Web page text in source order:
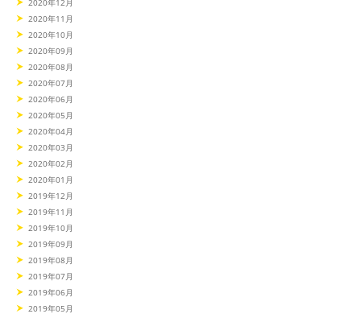
2020年12月
2020年11月
2020年10月
2020年09月
2020年08月
2020年07月
2020年06月
2020年05月
2020年04月
2020年03月
2020年02月
2020年01月
2019年12月
2019年11月
2019年10月
2019年09月
2019年08月
2019年07月
2019年06月
2019年05月